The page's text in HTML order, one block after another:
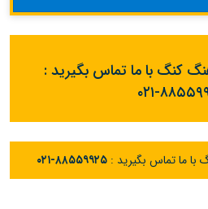
کنگ با ما تماس بگیرید :
۸۸۵۵۹۹۲۵
ما تماس بگیرید :۰۲۱-۸۸۵۵۹۹۲۵